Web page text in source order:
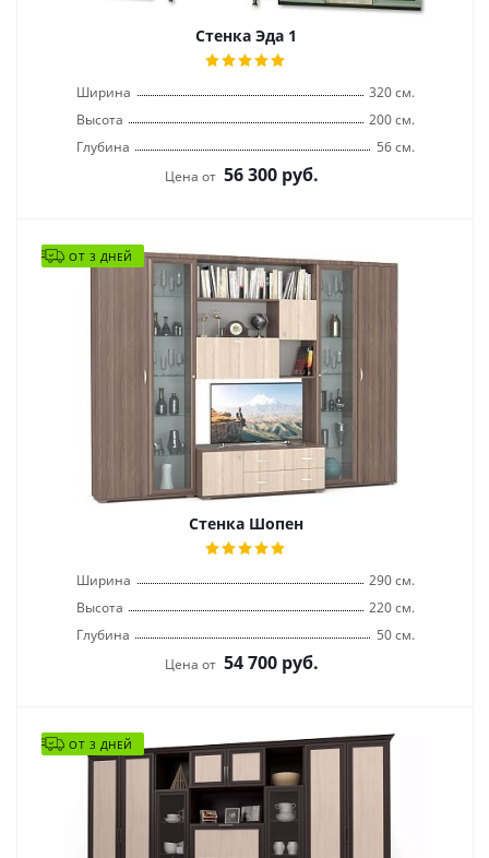
Стенка Эда 1
Ширина
320 см.
Высота
200 см.
Глубина
56 см.
Цена от 56 300 руб.
ОТ 3 ДНЕЙ
Стенка Шопен
Ширина
290 см.
Высота
220 см.
Глубина
50 см.
Цена от 54 700 руб.
ОТ 3 ДНЕЙ